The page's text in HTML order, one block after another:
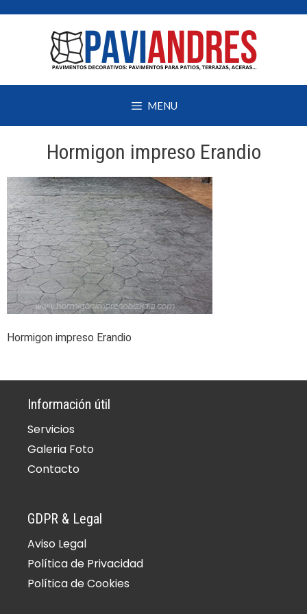
contenido
MENU
Hormigon impreso Erandio
Hormigon impreso Erandio
Información útil
Servicios
Galeria Foto
Contacto
GDPR & Legal
Aviso Legal
Política de Privacidad
Política de Cookies